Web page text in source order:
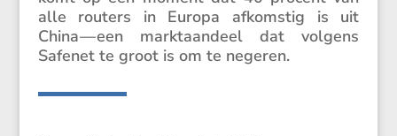
alle routers in Europa afkom­stig is uit
China — een markt­aan­deel dat volgens
Safenet te groot is om te negeren.